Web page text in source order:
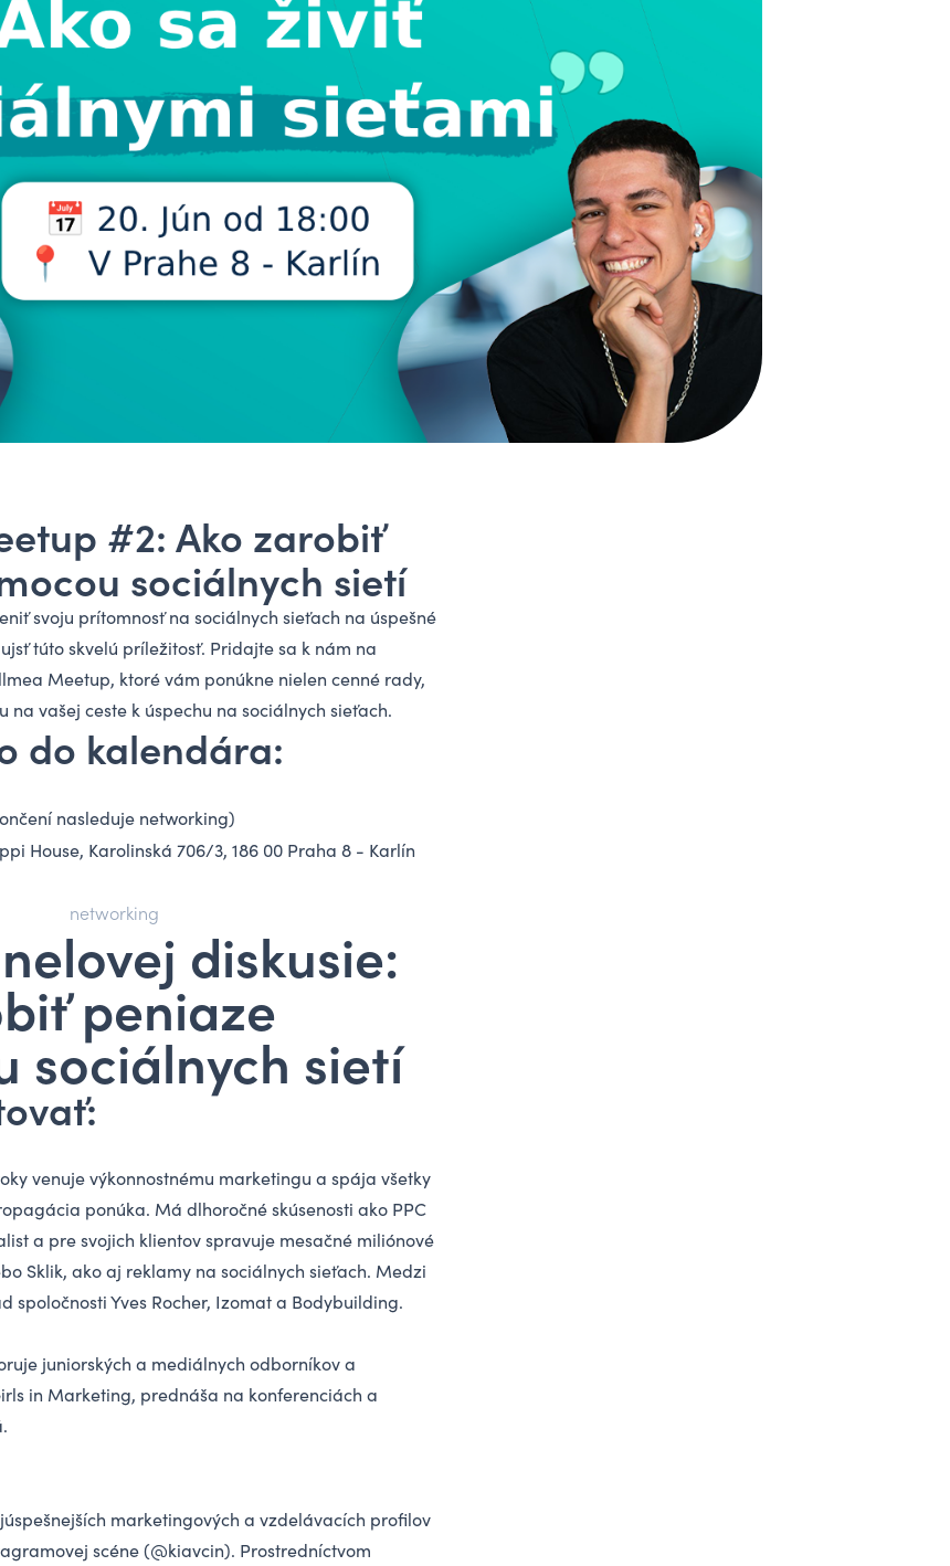
#2: Ako zarobiť
sociálnych sietí
svoju prítomnosť na sociálnych sieťach na úspešné
túto skvelú príležitosť. Pridajte sa k nám na
Meetup, ktoré vám ponúkne nielen cenné rady,
vašej ceste k úspechu na sociálnych sieťach.
do kalendára:
nasleduje networking)
House, Karolinská 706/3, 186 00 Praha 8 - Karlín
networking
diskusie:
peniaze
sociálnych sietí
venuje výkonnostnému marketingu a spája všetky
ponúka. Má dlhoročné skúsenosti ako PPC
a pre svojich klientov spravuje mesačné miliónové
Sklik, ako aj reklamy na sociálnych sieťach. Medzi
spoločnosti Yves Rocher, Izomat a Bodybuilding.
juniorských a mediálnych odborníkov a
in Marketing, prednáša na konferenciách a
marketingových a vzdelávacích profilov
scéne (@kiavcin). Prostredníctvom